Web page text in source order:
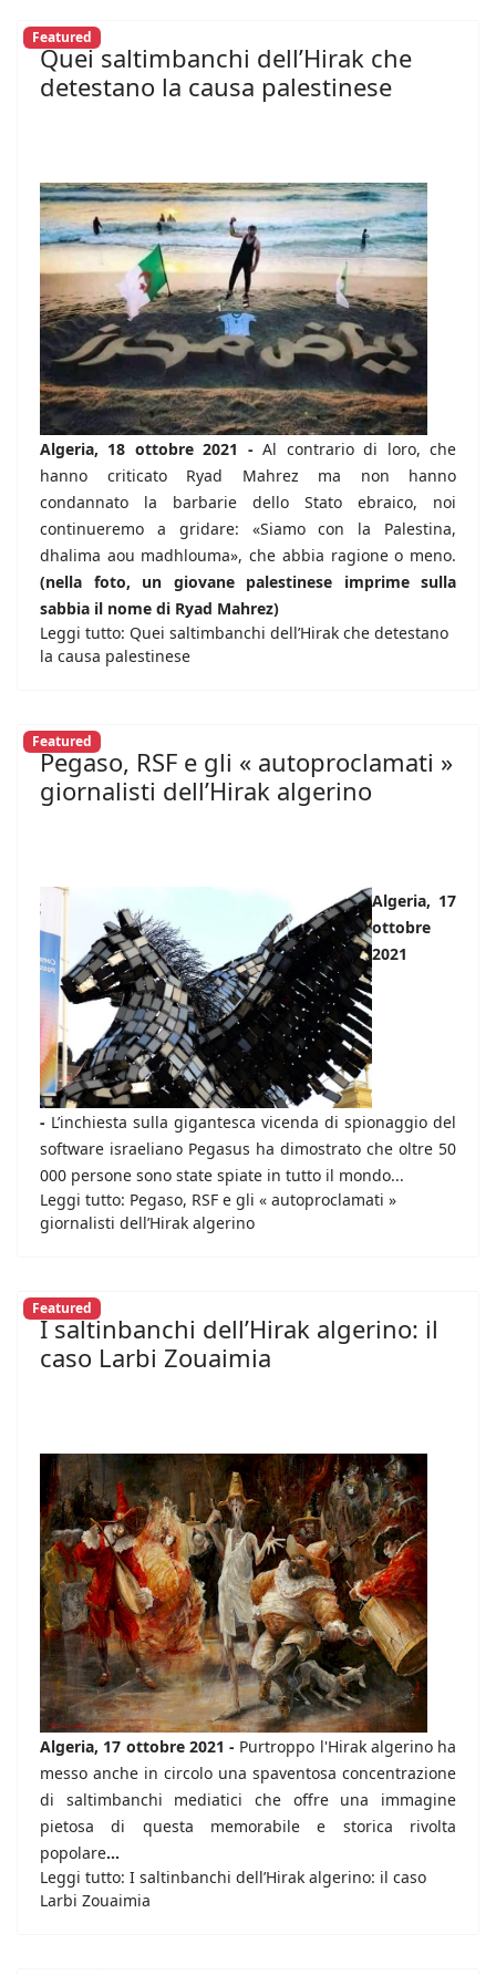
Featured
Quei saltimbanchi dell’Hirak che
detestano la causa palestinese
Algeria, 18 ottobre 2021 - Al contrario di loro, che
hanno criticato Ryad Mahrez ma non hanno
condannato la barbarie dello Stato ebraico, noi
continueremo a gridare: «Siamo con la Palestina,
dhalima aou madhlouma», che abbia ragione o meno.
(nella foto, un giovane palestinese imprime sulla
sabbia il nome di Ryad Mahrez)
Leggi tutto: Quei saltimbanchi dell’Hirak che detestano
la causa palestinese
Featured
Pegaso, RSF e gli « autoproclamati »
giornalisti dell’Hirak algerino
Algeria, 17
ottobre
2021
- L’inchiesta sulla gigantesca vicenda di spionaggio del
software israeliano Pegasus ha dimostrato che oltre 50
000 persone sono state spiate in tutto il mondo...
Leggi tutto: Pegaso, RSF e gli « autoproclamati »
giornalisti dell’Hirak algerino
Featured
I saltinbanchi dell’Hirak algerino: il
caso Larbi Zouaimia
Algeria, 17 ottobre 2021 - Purtroppo l'Hirak algerino ha
messo anche in circolo una spaventosa concentrazione
di saltimbanchi mediatici che offre una immagine
pietosa di questa memorabile e storica rivolta
popolare...
Leggi tutto: I saltinbanchi dell’Hirak algerino: il caso
Larbi Zouaimia